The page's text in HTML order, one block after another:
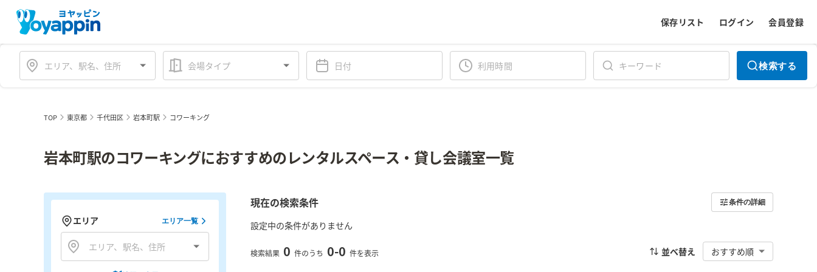
保存リスト ログイン 会員登録
会場タイプ 検索する
TOP 東京都 千代田区 岩本町駅 コワーキング
岩本町駅のコワーキングにおすすめのレンタルスペース・貸し会議室一覧
現在の検索条件 条件の詳細
設定中の条件がありません
検索結果 0 件のうち 0-0 件を表示 並べ替え おすすめ順
エリア エリア一覧